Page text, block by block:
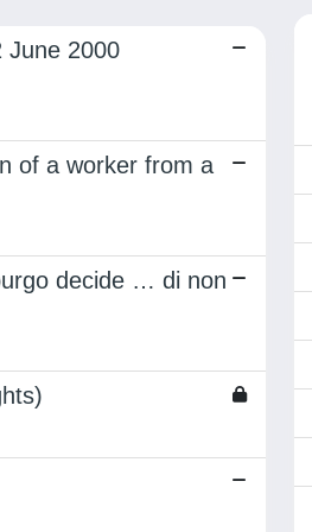
June 2000
of a worker from a
decide … di non